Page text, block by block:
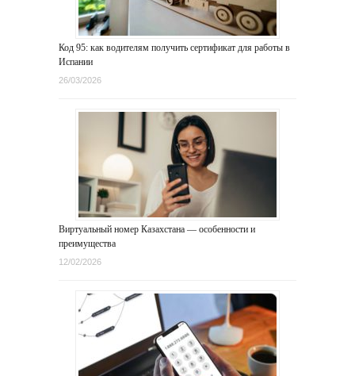
Код 95: как водителям получить сертификат для работы в
Испании
26/03/2026
Виртуальный номер Казахстана — особенности и
преимущества
12/02/2026